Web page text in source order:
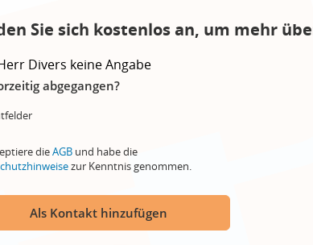
Sie sich kostenlos an, um mehr
Divers keine Angabe
abgegangen?
dieAGB und habe die
zur Kenntnis genommen.
Als Kontakt hinzufügen